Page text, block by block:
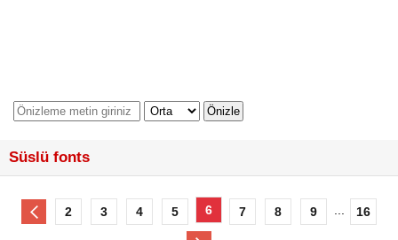
Süslü fonts
2 3 4 5 6 7 8 9 16